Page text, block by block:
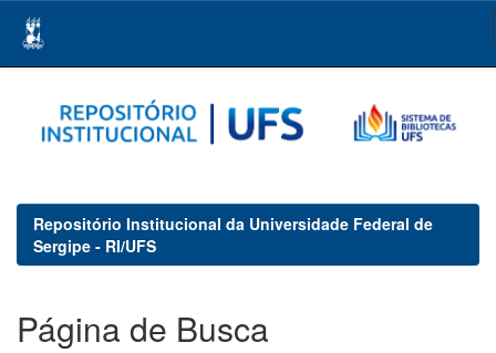
navigation
Repositório Institucional da Universidade Federal de
Sergipe - RI/UFS
Página de Busca